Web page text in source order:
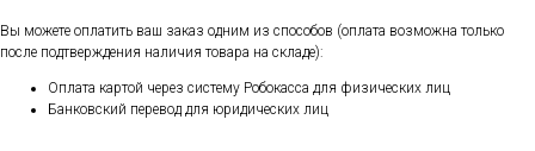
Вы можете оплатить ваш заказ одним из способов (оплата возможна только
после подтверждения наличия товара на складе):
Оплата картой через систему Робокасса для физических лиц
Банковский перевод для юридических лиц